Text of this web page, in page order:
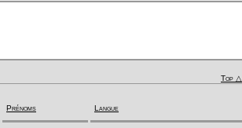
Top △
Prénoms Langue